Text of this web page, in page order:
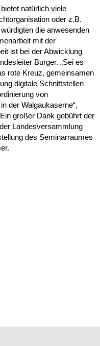
natürlich viele
oder z.B.
die anwesenden
mit der
ist bei der Abwicklung
Burger. „Sei es
rote Kreuz, gemeinsamen
digitale Schnittstellen
von
der Walgaukaserne“,
großer Dank gebührt der
Landesversammlung
des Seminarraumes